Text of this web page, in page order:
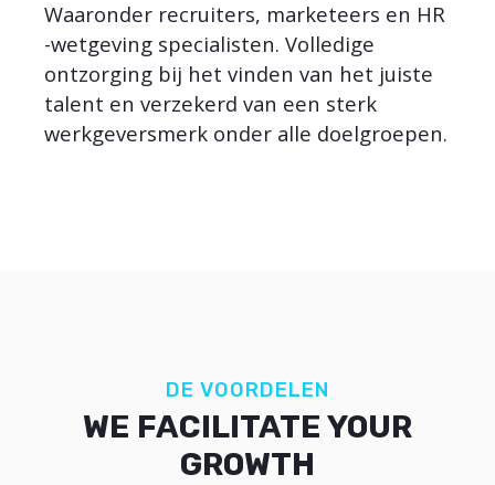
Waaronder recruiters, marketeers en HR
-wetgeving specialisten. Volledige
ontzorging bij het vinden van het juiste
talent en verzekerd van een sterk
werkgeversmerk onder alle doelgroepen.
DE VOORDELEN
WE FACILITATE YOUR
GROWTH